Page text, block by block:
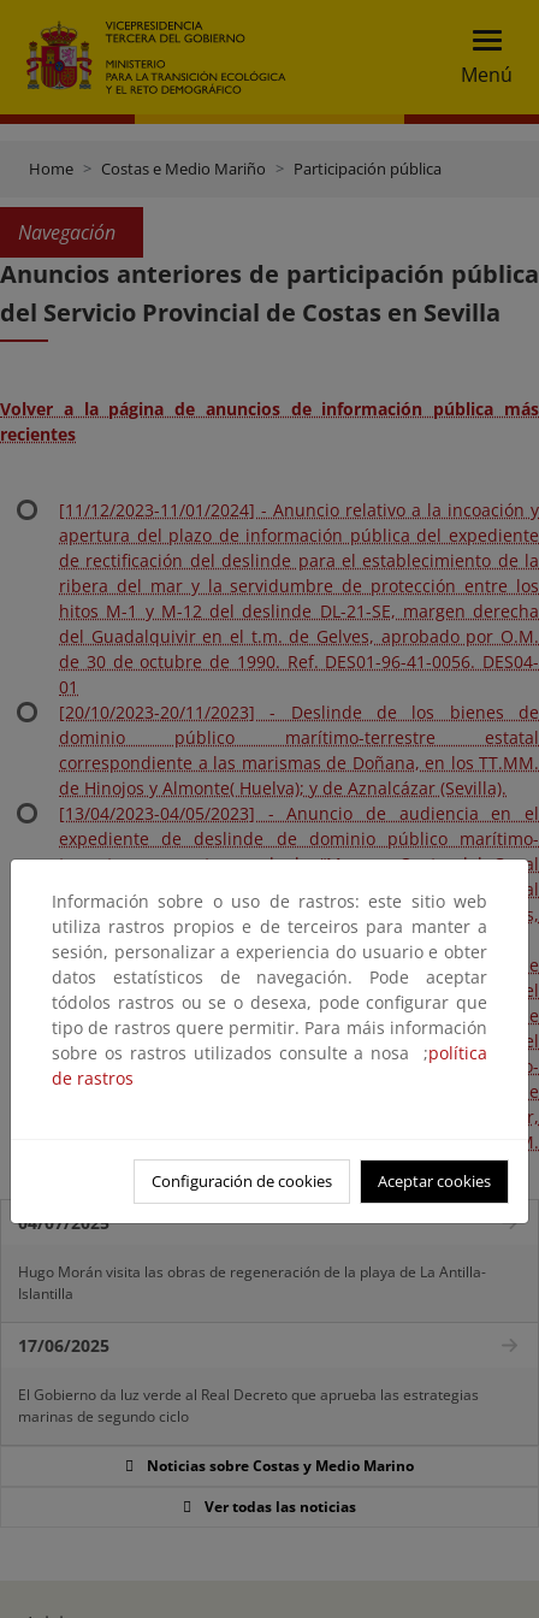
Menú
Home Costas e Medio Mariño Participación pública
Navegación
Anuncios anteriores de participación pública
del Servicio Provincial de Costas en Sevilla
Volver a la página de anuncios de información pública más
recientes
[11/12/2023-11/01/2024] - Anuncio relativo a la incoación y
apertura del plazo de información pública del expediente
de rectificación del deslinde para el establecimiento de la
ribera del mar y la servidumbre de protección entre los
hitos M-1 y M-12 del deslinde DL-21-SE, margen derecha
del Guadalquivir en el t.m. de Gelves, aprobado por O.M.
de 30 de octubre de 1990. Ref. DES01-96-41-0056. DES04-
01
[20/10/2023-20/11/2023] - Deslinde de los bienes de
dominio público marítimo-terrestre estatal
correspondiente a las marismas de Doñana, en los TT.MM.
de Hinojos y Almonte( Huelva); y de Aznalcázar (Sevilla).
[13/04/2023-04/05/2023] - Anuncio de audiencia en el
expediente de deslinde de dominio público marítimo-
terrestre en un tramo de la “Margen Oeste del Canal
Alfonso XIII, a lo largo de la fachada de la parcela catastral
4911002TG3441S” donde se ubica la Fábrica de Tabacos,
en el t.m. de Sevilla. Ref: DES01/22/41/0001
[03/12/2018-03/01/2019] - Anuncio de 5 de noviembre de
2018 por el que se somete a información pública el
expediente de “Posible declaración de innecesariedad de
los terrenos comprendidos entre los vértices 32 y 38 del
deslinde de los bienes de dominio público marítimo-
terrestre del tramo de costa de unos 428 metros de
longitud, en la margen derecha del río Guadalquivir,
aprobado por O.M. de 7 de diciembre de 1988, en el T.M.
de Coria del Río”. Ref.: DL50.
04/07/2025
Hugo Morán visita las obras de regeneración de la playa de La Antilla-
Islantilla
17/06/2025
El Gobierno da luz verde al Real Decreto que aprueba las estrategias
marinas de segundo ciclo
Noticias sobre Costas y Medio Marino
Ver todas las noticias
Información sobre o uso de rastros: este sitio web
utiliza rastros propios e de terceiros para manter a
sesión, personalizar a experiencia do usuario e obter
datos estatísticos de navegación. Pode aceptar
tódolos rastros ou se o desexa, pode configurar que
tipo de rastros quere permitir. Para máis información
sobre os rastros utilizados consulte a nosa ;política
de rastros
Configuración de cookies Aceptar cookies